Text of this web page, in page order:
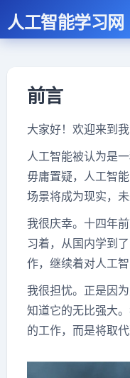
人工智能学习网
前言
大家好！欢迎来到我
人工智能被认为是
毋庸置疑，人工智
场景将成为现实，未
我很庆幸。十四年
习着，从国内学到
作，继续着对人工智
我很担忧。正是因
知道它的无比强大
的工作，而是将取